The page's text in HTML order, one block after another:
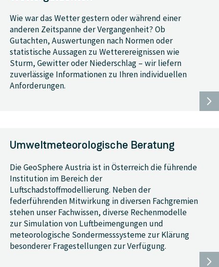
Wie war das Wetter gestern oder während einer
anderen Zeitspanne der Vergangenheit? Ob
Gutachten, Auswertungen nach Normen oder
statistische Aussagen zu Wetterereignissen wie
Sturm, Gewitter oder Niederschlag – wir liefern
zuverlässige Informationen zu Ihren individuellen
Anforderungen.
Umweltmeteorologische Beratung
Die GeoSphere Austria ist in Österreich die führende
Institution im Bereich der
Luftschadstoffmodellierung. Neben der
federführenden Mitwirkung in diversen Fachgremien
stehen unser Fachwissen, diverse Rechenmodelle
zur Simulation von Luftbeimengungen und
meteorologische Sondermesssysteme zur Klärung
besonderer Fragestellungen zur Verfügung.